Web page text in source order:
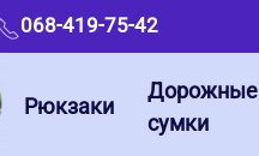
068-419-75-42
Рюкзаки
Дорожные
сумки